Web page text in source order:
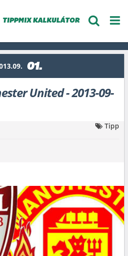
TIPPMIX KALKULÁTOR
01.
United - 2013-09-
Tipp